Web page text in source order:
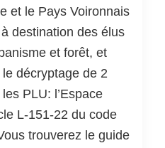
et le Pays Voironnais
destination des élus
et forêt, et
décryptage de 2
PLU: l’Espace
L-151-22 du code
trouverez le guide